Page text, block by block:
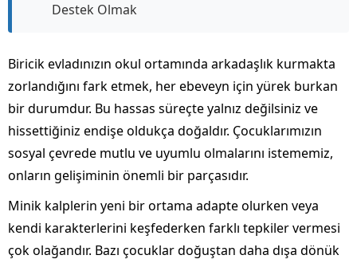
Destek Olmak
Biricik evladınızın okul ortamında arkadaşlık kurmakta
zorlandığını fark etmek, her ebeveyn için yürek burkan
bir durumdur. Bu hassas süreçte yalnız değilsiniz ve
hissettiğiniz endişe oldukça doğaldır. Çocuklarımızın
sosyal çevrede mutlu ve uyumlu olmalarını istememiz,
onların gelişiminin önemli bir parçasıdır.
Minik kalplerin yeni bir ortama adapte olurken veya
kendi karakterlerini keşfederken farklı tepkiler vermesi
çok olağandır. Bazı çocuklar doğuştan daha dışa dönük